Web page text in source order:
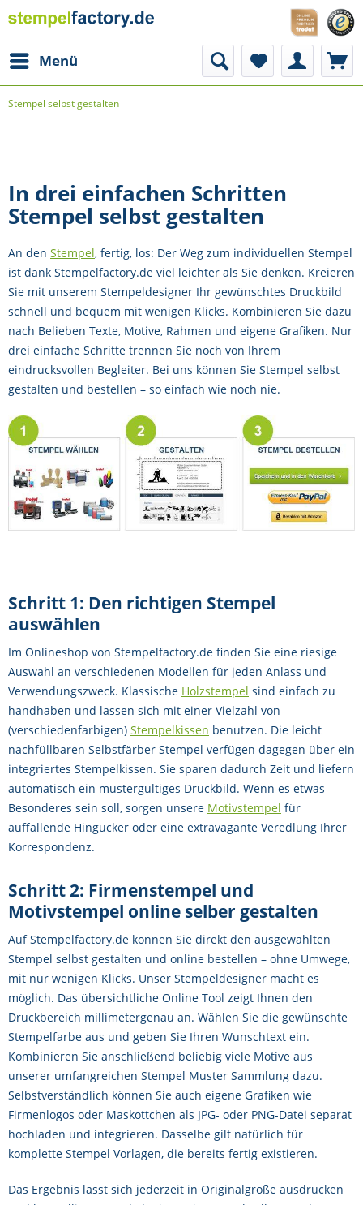
Menü
Stempel selbst gestalten
In drei einfachen Schritten
Stempel selbst gestalten
An den Stempel, fertig, los: Der Weg zum individuellen Stempel
ist dank Stempelfactory.de viel leichter als Sie denken. Kreieren
Sie mit unserem Stempeldesigner Ihr gewünschtes Druckbild
schnell und bequem mit wenigen Klicks. Kombinieren Sie dazu
nach Belieben Texte, Motive, Rahmen und eigene Grafiken. Nur
drei einfache Schritte trennen Sie noch von Ihrem
eindrucksvollen Begleiter. Bei uns können Sie Stempel selbst
gestalten und bestellen – so einfach wie noch nie.
Schritt 1: Den richtigen Stempel
auswählen
Im Onlineshop von Stempelfactory.de finden Sie eine riesige
Auswahl an verschiedenen Modellen für jeden Anlass und
Verwendungszweck. Klassische Holzstempel sind einfach zu
handhaben und lassen sich mit einer Vielzahl von
(verschiedenfarbigen) Stempelkissen benutzen. Die leicht
nachfüllbaren Selbstfärber Stempel verfügen dagegen über ein
integriertes Stempelkissen. Sie sparen dadurch Zeit und liefern
automatisch ein mustergültiges Druckbild. Wenn es etwas
Besonderes sein soll, sorgen unsere Motivstempel für
auffallende Hingucker oder eine extravagante Veredlung Ihrer
Korrespondenz.
Schritt 2: Firmenstempel und
Motivstempel online selber gestalten
Auf Stempelfactory.de können Sie direkt den ausgewählten
Stempel selbst gestalten und online bestellen – ohne Umwege,
mit nur wenigen Klicks. Unser Stempeldesigner macht es
möglich. Das übersichtliche Online Tool zeigt Ihnen den
Druckbereich millimetergenau an. Wählen Sie die gewünschte
Stempelfarbe aus und geben Sie Ihren Wunschtext ein.
Kombinieren Sie anschließend beliebig viele Motive aus
unserer umfangreichen Stempel Muster Sammlung dazu.
Selbstverständlich können Sie auch eigene Grafiken wie
Firmenlogos oder Maskottchen als JPG- oder PNG-Datei separat
hochladen und integrieren. Dasselbe gilt natürlich für
komplette Stempel Vorlagen, die bereits fertig existieren.
Das Ergebnis lässt sich jederzeit in Originalgröße ausdrucken